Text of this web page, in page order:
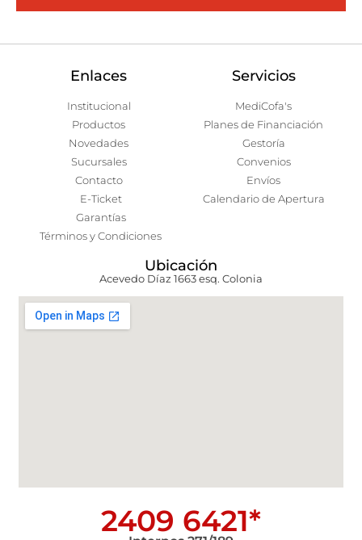
Enlaces
Institucional
Productos
Novedades
Sucursales
Contacto
E-Ticket
Garantías
Términos y Condiciones
Servicios
MediCofa's
Planes de Financiación
Gestoría
Convenios
Envíos
Calendario de Apertura
Ubicación
Acevedo Díaz 1663 esq. Colonia
2409 6421*